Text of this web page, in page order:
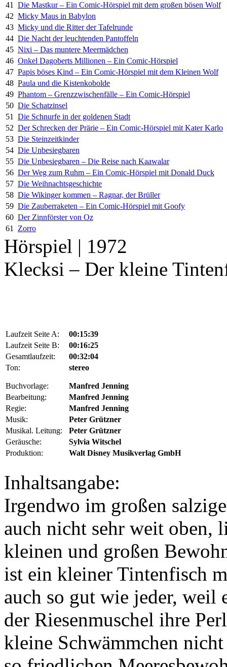
41
Die Mastkur – Ein Comic-Hörspiel mit dem großen bösen Wolf
42 Micky Maus in Babylon
43 Micky und die Ritter der Tafelrunde
44 Die Nacht der leuchtenden Pantoffeln
45 Nixi – Das muntere Meermädchen
46 Onkel Dagoberts Millionen – Ein Comic-Hörspiel
47 Papis böses Kind – Ein Comic-Hörspiel mit dem Kleinen Wolf
48 Paula und die Kistenkobolde
49 Phantom – Grenzzwischenfälle – Ein Comic-Hörspiel
50 Die Schatzinsel
51
Die Schnurfe in der goldenen Stadt
52 Der Schrecken der Prärie – Ein Comic-Hörspiel mit Kater Karlo
53 Die Steinzeitkinder
54 Die Unbesiegbaren
55 Die Unbesiegbaren – Die Reise nach Kaawalar
56 Der Weg zum Ruhm – Ein Comic-Hörspiel mit Donald Duck
57 Die Weihnachtsgeschichte
58 Die Wikinger kommen – Ragnar, der Brüller
59 Die Zauberraketen – Ein Comic-Hörspiel mit Goofy
60 Der Zinnförster von Oz
61
Zorro
Hörspiel | 1972
Klecksi – Der kleine
Laufzeit Seite A:
00:15:39
Laufzeit Seite B:
00:16:25
Gesamtlaufzeit:
00:32:04
Ton:
stereo
Buchvorlage:
Manfred Jenning
Bearbeitung:
Manfred Jenning
Regie:
Manfred Jenning
Musik:
Peter Grützner
Musikal. Leitung:
Peter Grützner
Geräusche:
Sylvia Witschel
Produktion:
Walt Disney Musikverlag GmbH
Inhaltsangabe:
Irgendwo im großen
auch nicht sehr weit oben,
kleinen und großen
ist ein kleiner Tintenfisch
auch so gut wie jeder, weil
der Riesenmuschel ihre
kleine Schwämmchen